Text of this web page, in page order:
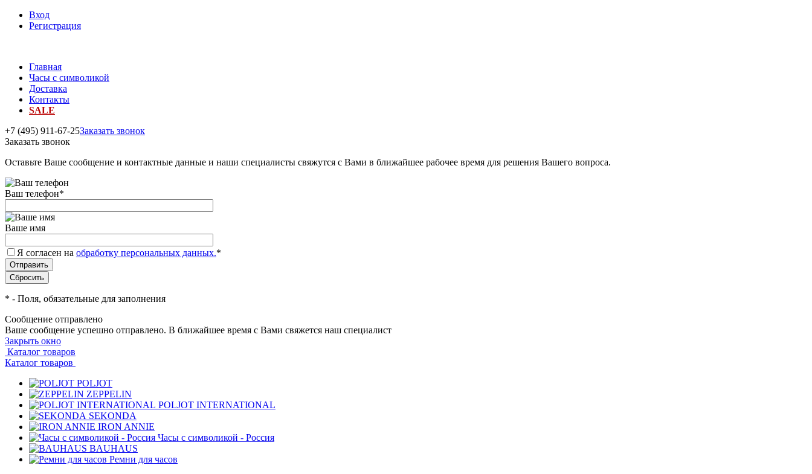
Вход
Регистрация
Главная
Часы с символикой
Доставка
Контакты
SALE
+7 (495) 911-67-25Заказать звонок
Заказать звонок
Оставьте Ваше сообщение и контактные данные и наши специалисты свяжутся с Вами в ближайшее рабочее время для решения Вашего вопроса.
Ваш телефон*
Ваше имя
Я согласен на обработку персональных данных.*
* - Поля, обязательные для заполнения
Сообщение отправлено
Ваше сообщение успешно отправлено. В ближайшее время с Вами свяжется наш специалист
Закрыть окно
Каталог товаров
Каталог товаров
POLJOT
ZEPPELIN
POLJOT INTERNATIONAL
SEKONDA
IRON ANNIE
Часы с символикой - Россия
BAUHAUS
Ремни для часов